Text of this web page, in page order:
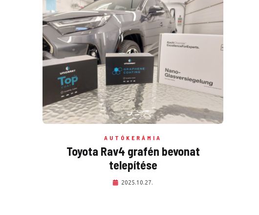
AUTÓKERÁMIA
Toyota Rav4 grafén bevonat
telepítése
2025.10.27.